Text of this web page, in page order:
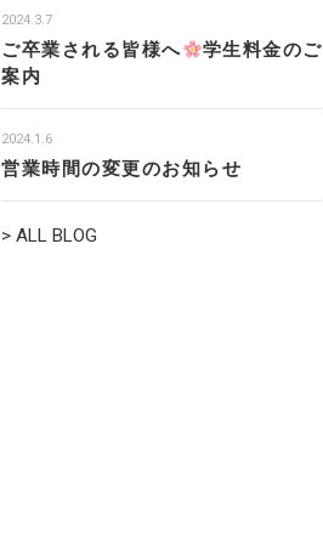
2024.3.7
ご卒業される皆様へ
学生料金のご
案内
2024.1.6
営業時間の変更のお知らせ
> ALL BLOG